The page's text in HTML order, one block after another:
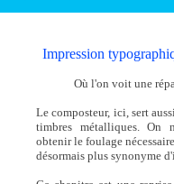
Impression
Où l'on voit une
Le composteur, ici, sert
timbres métalliques. On
obtenir le foulage
désormais plus synonyme